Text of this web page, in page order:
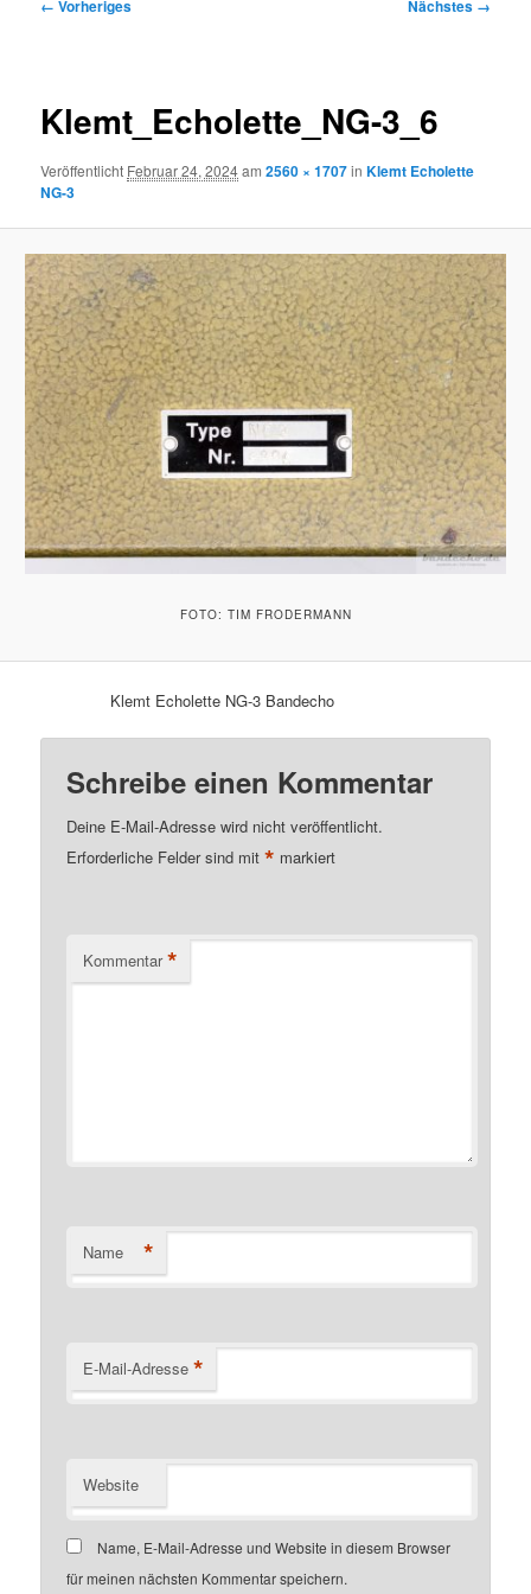
← Vorheriges Nächstes →
Klemt_Echolette_NG-3_6
Veröffentlicht Februar 24, 2024am2560 × 1707inKlemt Echolette
NG-3
FOTO: TIM FRODERMANN
Klemt Echolette NG-3 Bandecho
Schreibe einen Kommentar
Deine E-Mail-Adresse wird nicht veröffentlicht.
Erforderliche Felder sind mit* markiert
Kommentar *
Name *
E-Mail-Adresse *
Website
Name, E-Mail-Adresse und Website in diesem Browser
für meinen nächsten Kommentar speichern.